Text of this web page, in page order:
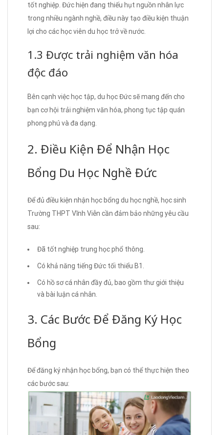
tốt nghiệp. Đức hiện đang thiếu hụt nguồn nhân lực
trong nhiều ngành nghề, điều này tạo điều kiện thuận
lợi cho các học viên du học trở về nước.
1.3 Được trải nghiệm văn hóa
độc đáo
Bên cạnh việc học tập, du học Đức sẽ mang đến cho
bạn cơ hội trải nghiệm văn hóa, phong tục tập quán
phong phú và đa dạng.
2. Điều Kiện Để Nhận Học
Bổng Du Học Nghề Đức
Để đủ điều kiện nhận học bổng du học nghề, học sinh
Trường THPT Vĩnh Viễn cần đảm bảo những yêu cầu
sau:
Đã tốt nghiệp trung học phổ thông.
Có khả năng tiếng Đức tối thiểu B1.
Có hồ sơ cá nhân đầy đủ, bao gồm thư giới thiệu
và bài luận cá nhân.
3. Các Bước Để Đăng Ký Học
Bổng
Để đăng ký nhận học bổng, bạn có thể thực hiện theo
các bước sau: